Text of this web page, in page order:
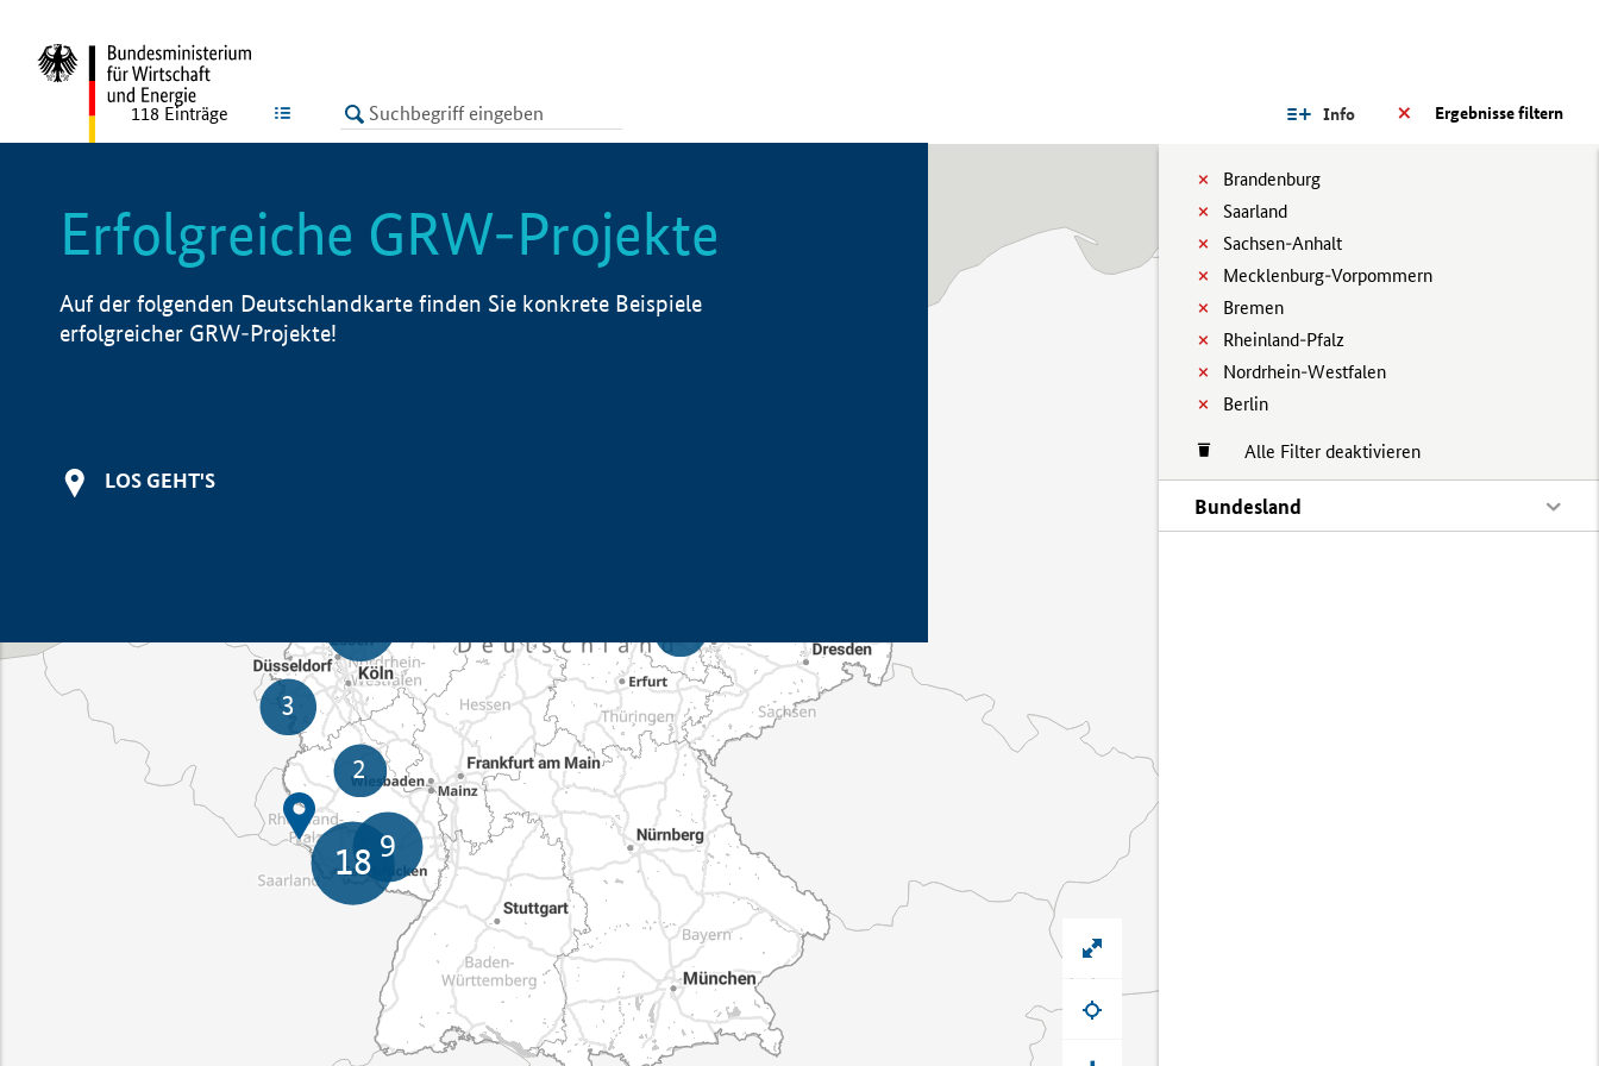
LISTE Ergebnisse filtern
Info
Brandenburg
Saarland
Sachsen-Anhalt
Mecklenburg-Vorpommern
Bremen
Rheinland-Pfalz
Nordrhein-Westfalen
Berlin
Alle Filter deaktivieren
Bundesland
118 Einträge
Erfolgreiche GRW-Projekte
Auf der folgenden Deutschlandkarte finden Sie konkrete Beispiele
erfolgreicher GRW-Projekte!
LOS GEHT'S